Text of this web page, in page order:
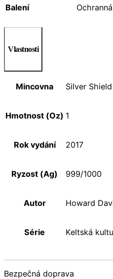
Balení
Vlastnosti
Mincovna Silver Shield
Hmotnost (Oz) 1
Rok vydání 2017
Ryzost (Ag) 999/1000
Autor Howard
Série Keltská
Bezpečná doprava